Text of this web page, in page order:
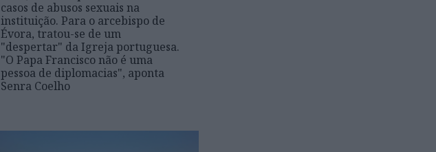
casos de abusos sexuais na
instituição. Para o arcebispo de
Évora, tratou-se de um
"despertar" da Igreja portuguesa.
"O Papa Francisco não é uma
pessoa de diplomacias", aponta
Senra Coelho